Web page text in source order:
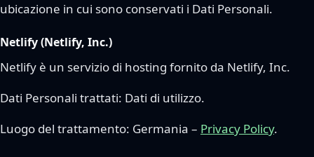
ubicazione in cui sono conservati i Dati Personali.
Netlify (Netlify, Inc.)
Netlify è un servizio di hosting fornito da Netlify, Inc.
Dati Personali trattati: Dati di utilizzo.
Luogo del trattamento: Germania – Privacy Policy.